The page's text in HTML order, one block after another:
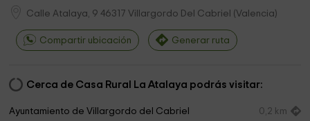
Calle Atalaya, 9 46317 Villargordo Del Cabriel (Valencia)
Compartir ubicación Generar ruta
Cerca de Casa Rural La Atalaya podrás visitar:
Ayuntamiento de Villargordo del Cabriel 0,2 km